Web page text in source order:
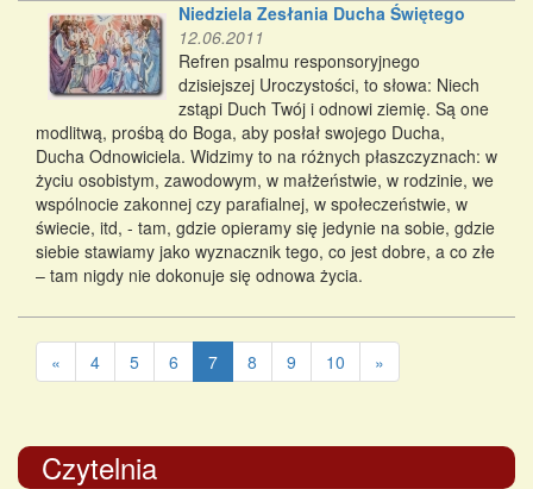
Niedziela Zesłania Ducha Świętego
12.06.2011
Refren psalmu responsoryjnego
dzisiejszej Uroczystości, to słowa: Niech
zstąpi Duch Twój i odnowi ziemię. Są one
modlitwą, prośbą do Boga, aby posłał swojego Ducha,
Ducha Odnowiciela. Widzimy to na różnych płaszczyznach: w
życiu osobistym, zawodowym, w małżeństwie, w rodzinie, we
wspólnocie zakonnej czy parafialnej, w społeczeństwie, w
świecie, itd, - tam, gdzie opieramy się jedynie na sobie, gdzie
siebie stawiamy jako wyznacznik tego, co jest dobre, a co złe
– tam nigdy nie dokonuje się odnowa życia.
« 4 5 6 7 8 9 10 »
Czytelnia